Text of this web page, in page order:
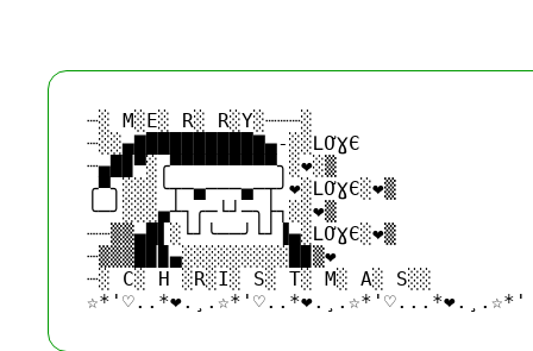
┈░﻿ M░E░ R░ R░Y░┈┈┈░
┈░░▄▇█████████▇▄-░░ԼƠƔЄ
┈▄█▉▀░╭▀▀▀▀▀▀▀▀▀╮░❤░▒﻿
╭▀╮░░░╰┬─▄───▄─┬╯❤░ԼƠƔЄ░❤▒﻿﻿
╰─╯░░░▄┴┐╭─└┘─╮├┐░░❤▒﻿﻿﻿
┈┈▒▒▄█▌░└┘╰──╯└┘▐▄░ԼƠƔЄ░❤▒
┈▒▒▒█▉▉▄░░░░░░░░░█▉▒❤
┈░﻿﻿ C░﻿ H ░R░I░﻿ S░﻿ T░﻿﻿ M░﻿ A░﻿ S░░